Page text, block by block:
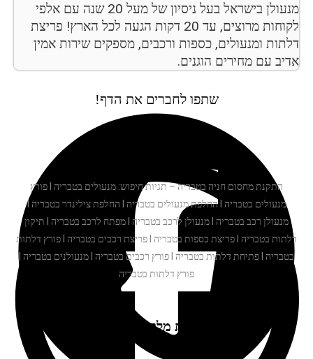
מנעולן בישראל בעל ניסיון של מעל 20 שנה עם אלפי
לקוחות מרוצים, עד 20 דקות הגעה לכל הארץ! פריצת
ומנעולים, כספות ורכבים, מספקים שירות אמין
עם מחירים הוגנים.
שתפו לחברים את הדף!
התקנת מחסום חניה בטבריה – תגיות חיפוש: מנעולים בטבריה I פורץ
מנעולים בטבריה I החלפת מנעולים בטבריה I החלפת צילינדר בטבריה I
מנעולן רכב בטבריה I מנעולן לרכב בטבריה I מפתח לרכב בטבריה I תיקון
דלתות בטבריה I פריצת כספות בטבריה I פריצת רכבים בטבריה I פורץ דלתות
בטבריה I פתיחת דלתות בטבריה I פורץ רכבים בטבריה I מנעולנים בטבריה |
פורץ דלתות בטבריה
המלצות מלקוחות שלנו